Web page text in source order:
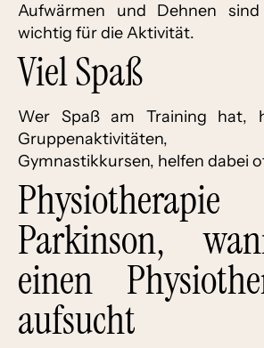
Aufwärmen und Dehnen
wichtig für die Aktivität.
Viel Spaß
Wer Spaß am Training hat,
Gruppenaktivitäten,
Gymnastikkursen, helfen dabei
Parkinson,
einen
aufsucht